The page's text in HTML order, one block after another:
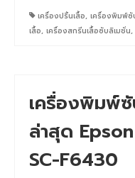
เครื่องพิมพ์
เครื่องพิมพ์
Mimaki DFT
เครื่องปริ้นเสื้อ, เครื่องพิมพ์ซั
เสื้อ, เครื่องสกรีนเสื้อซับลิเมชั่น,
เครื่องพิมพ์
ล่าสุด
SC-F6430